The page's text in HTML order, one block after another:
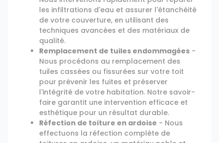
les infiltrations d'eau et assurer l'étanchéité
de votre couverture, en utilisant des
techniques avancées et des matériaux de
qualité.
Remplacement de tuiles endommagées -
Nous procédons au remplacement des
tuiles cassées ou fissurées sur votre toit
pour prévenir les fuites et préserver
l'intégrité de votre habitation. Notre savoir-
faire garantit une intervention efficace et
esthétique pour un résultat durable.
Réfection de toiture en ardoise - Nous
effectuons la réfection complète de